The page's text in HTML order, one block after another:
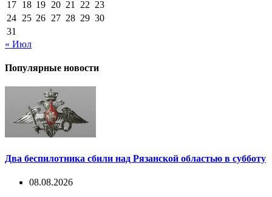
17 18 19 20 21 22 23
24 25 26 27 28 29 30
31
« Июл
Популярные новости
Два беспилотника сбили над Рязанской областью в субботу
08.08.2026